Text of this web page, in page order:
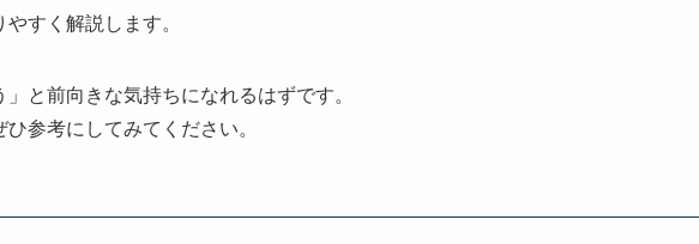
すく解説します。
と前向きな気持ちになれるはずです。
参考にしてみてください。